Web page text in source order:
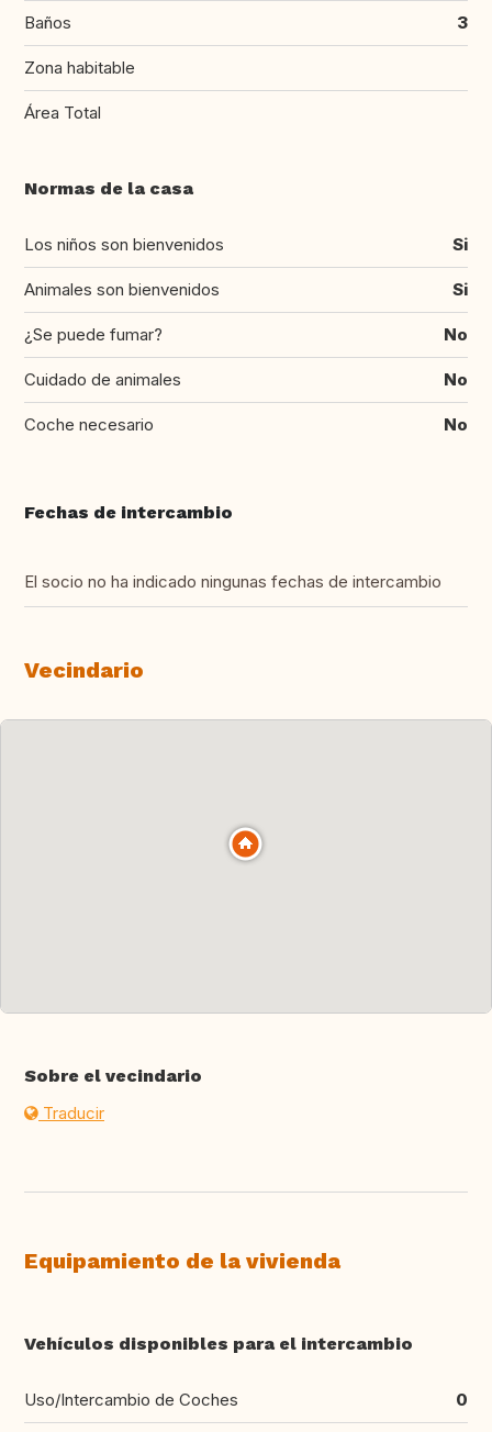
Baños 3
Zona habitable
Área Total
Normas de la casa
Los niños son bienvenidos Si
Animales son bienvenidos Si
¿Se puede fumar? No
Cuidado de animales No
Coche necesario No
Fechas de intercambio
El socio no ha indicado ningunas fechas de intercambio
Vecindario
Sobre el vecindario
Traducir
Equipamiento de la vivienda
Vehículos disponibles para el intercambio
Uso/Intercambio de Coches 0